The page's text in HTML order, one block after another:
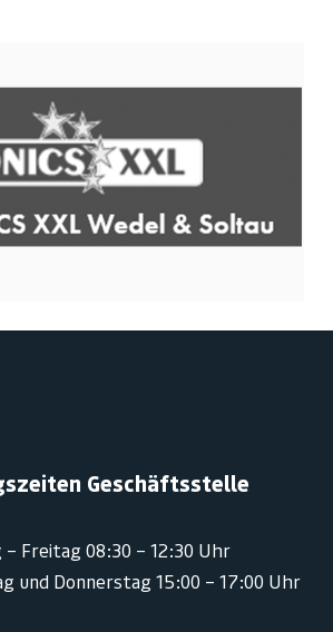
Geschäftsstelle
– Freitag 08:30 – 12:30 Uhr
und Donnerstag 15:00 – 17:00 Uhr